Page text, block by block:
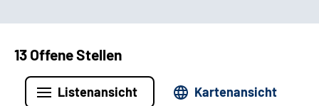
13 Offene Stellen
Listenansicht Kartenansicht